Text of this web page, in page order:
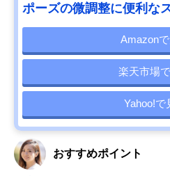
ポーズの微調整に便利な
Amazon
楽天市場
Yahoo!で
おすすめポイント